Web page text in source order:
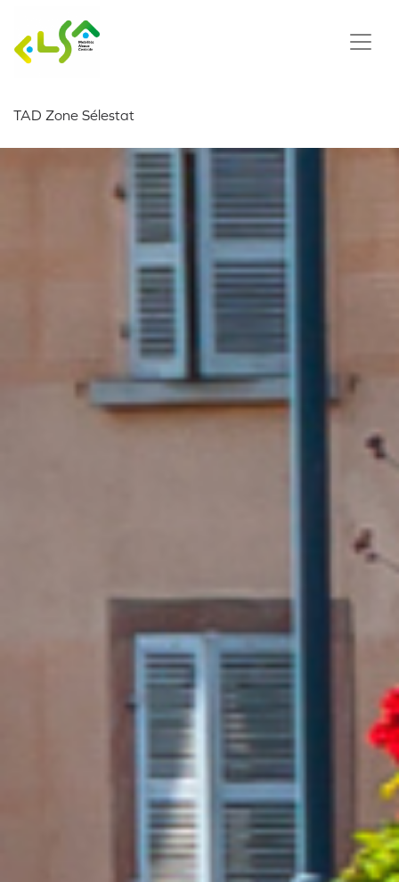
TAD Zone Sélestat